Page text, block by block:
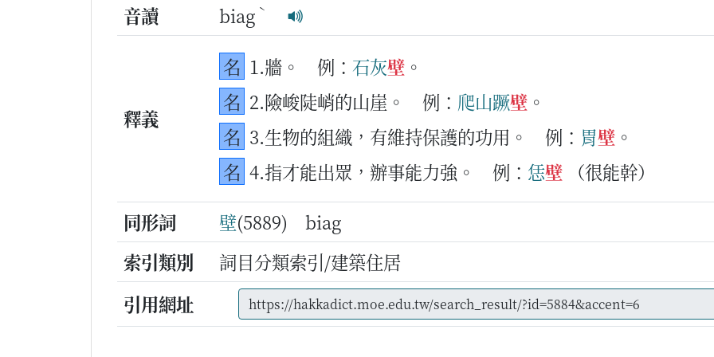
音讀 biag ˋ
釋義
名 1.牆。 例： 石灰壁 。
名 2.險峻陡峭的山崖。 例： 爬山蹶壁 。
名 3.生物的組織，有維持保護的功用。 例： 胃壁 。
名 4.指才能出眾，辦事能力強。 例： 恁壁
（很能幹）
同形詞
壁(5889) biag
索引類別
詞目分類索引/建築住居
引用網址